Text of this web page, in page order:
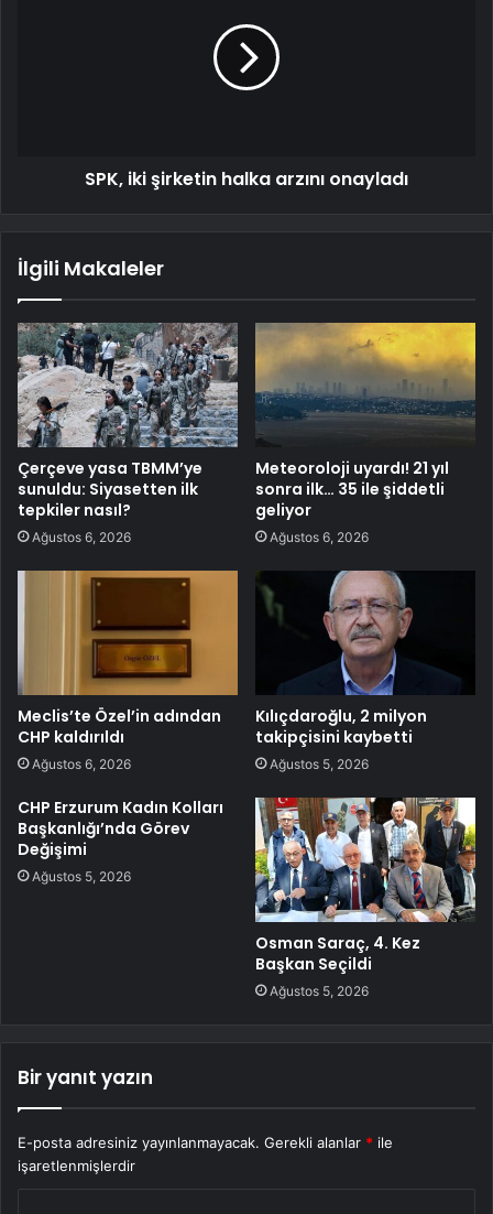
SPK, iki şirketin halka arzını onayladı
İlgili Makaleler
Çerçeve yasa TBMM’ye
sunuldu: Siyasetten ilk
tepkiler nasıl?
Ağustos 6, 2026
Meteoroloji uyardı! 21 yıl
sonra ilk… 35 ile şiddetli
geliyor
Ağustos 6, 2026
Meclis’te Özel’in adından
CHP kaldırıldı
Ağustos 6, 2026
Kılıçdaroğlu, 2 milyon
takipçisini kaybetti
Ağustos 5, 2026
CHP Erzurum Kadın Kolları
Başkanlığı’nda Görev
Değişimi
Ağustos 5, 2026
Osman Saraç, 4. Kez
Başkan Seçildi
Ağustos 5, 2026
Bir yanıt yazın
E-posta adresiniz yayınlanmayacak. Gerekli alanlar * ile
işaretlenmişlerdir